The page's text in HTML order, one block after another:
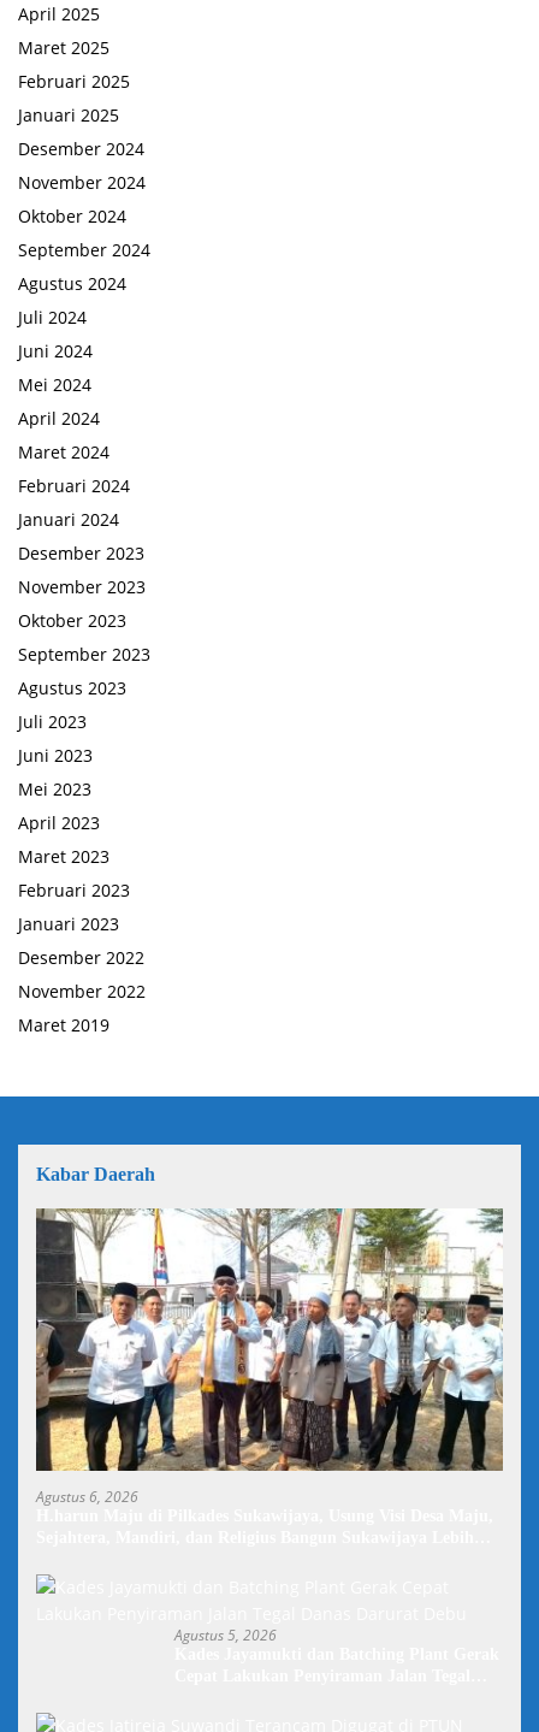
April 2025
Maret 2025
Februari 2025
Januari 2025
Desember 2024
November 2024
Oktober 2024
September 2024
Agustus 2024
Juli 2024
Juni 2024
Mei 2024
April 2024
Maret 2024
Februari 2024
Januari 2024
Desember 2023
November 2023
Oktober 2023
September 2023
Agustus 2023
Juli 2023
Juni 2023
Mei 2023
April 2023
Maret 2023
Februari 2023
Januari 2023
Desember 2022
November 2022
Maret 2019
Kabar Daerah
Agustus 6, 2026
Agustus 5, 2026